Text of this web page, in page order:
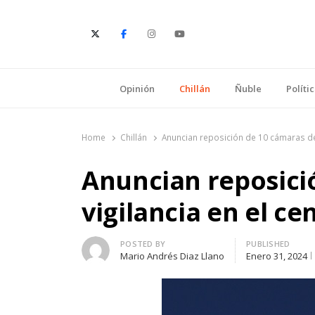
Opinión Chillán Ñuble
Home Chillán Anuncian reposición de 10 cámaras
Anuncian
vigilancia en el
Author
POSTED BY
Mario Andrés Diaz Llano
PUBLISHED
Enero 31, 2024